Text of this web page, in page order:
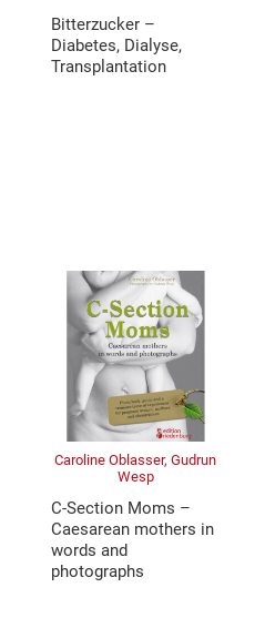
Bitterzucker –
Diabetes, Dialyse,
Transplantation
Caroline Oblasser, Gudrun
Wesp
C-Section Moms –
Caesarean mothers in
words and
photographs